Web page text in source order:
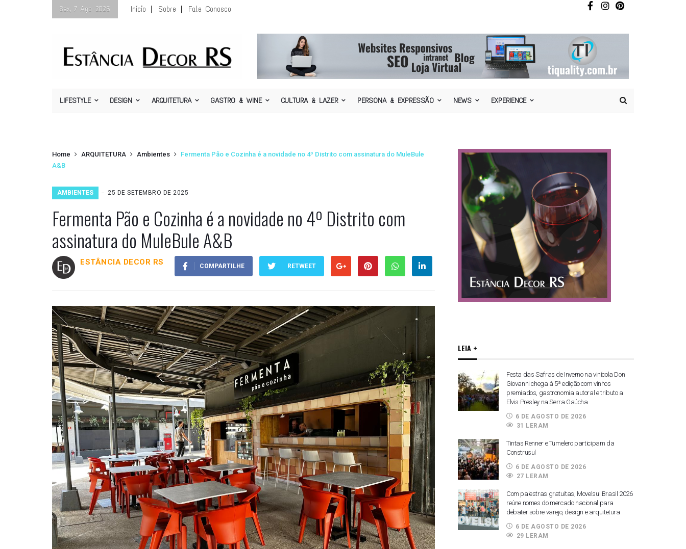
Sex, 7 Ago 2026 Início Sobre Fale Conosco
LIFESTYLE DESIGN ARQUITETURA GASTRO & WINE CULTURA & LAZER PERSONA & EXPRESSÃO NEWS EXPERIENCE
Home ARQUITETURA Ambientes
Fermenta Pão e Cozinha é a novidade no 4º Distrito com assinatura do MuleBule
A&B
AMBIENTES 25 DE SETEMBRO DE 2025
Fermenta Pão e Cozinha é a novidade no 4º Distrito com
assinatura do MuleBule A&B
COMPARTILHE RETWEET
ESTÂNCIA DECOR RS
LEIA +
Festa das Safras de Inverno na vinícola Don
Giovanni chega à 5ª edição com vinhos
premiados, gastronomia autoral e tributo a
Elvis Presley na Serra Gaúcha
6 DE AGOSTO DE 2026
31 LERAM
Tintas Renner e Tumelero participam da
Construsul
6 DE AGOSTO DE 2026
27 LERAM
Com palestras gratuitas, Movelsul Brasil 2026
reúne nomes do mercado nacional para
debater sobre varejo, design e arquitetura
6 DE AGOSTO DE 2026
29 LERAM